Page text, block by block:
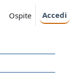
Ospite Accedi